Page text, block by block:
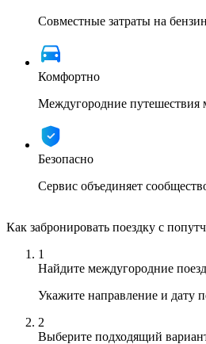
Совместные затраты на
Комфортно
Междугородние путешествия
Безопасно
Сервис объединяет
Как забронировать поездку с
1
Найдите междугородние
Укажите направление и дату
2
Выберите подходящий